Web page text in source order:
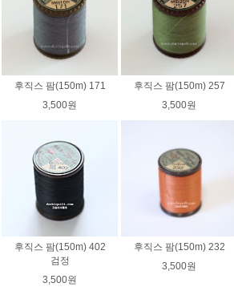
후직스 팜(150m) 171
3,500원
후직스 팜(150m) 257
3,500원
후직스 팜(150m) 402
검정
3,500원
후직스 팜(150m) 232
3,500원